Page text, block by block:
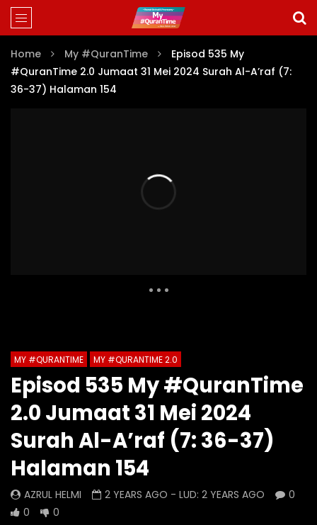
Home My #QuranTime
Episod 535 My
#QuranTime 2.0 Jumaat 31 Mei 2024 Surah Al-A’raf (7:
36-37) Halaman 154
0 Comments
Episod 1336 My #QuranTime
2.0
AZRUL HELMI
5 HOURS AGO - LUD:5 DAYS AGO
0
0 0
Episod 1335 My
2.0
AZRUL HELMI
1 DAY AGO
MY #QURANTIME MY #QURANTIME 2.0
Episod 535 My #QuranTime
2.0 Jumaat 31 Mei 2024
Surah Al-A’raf (7: 36-37)
Halaman 154
AZRUL HELMI 2 YEARS AGO - LUD: 2 YEARS AGO
0
0
0